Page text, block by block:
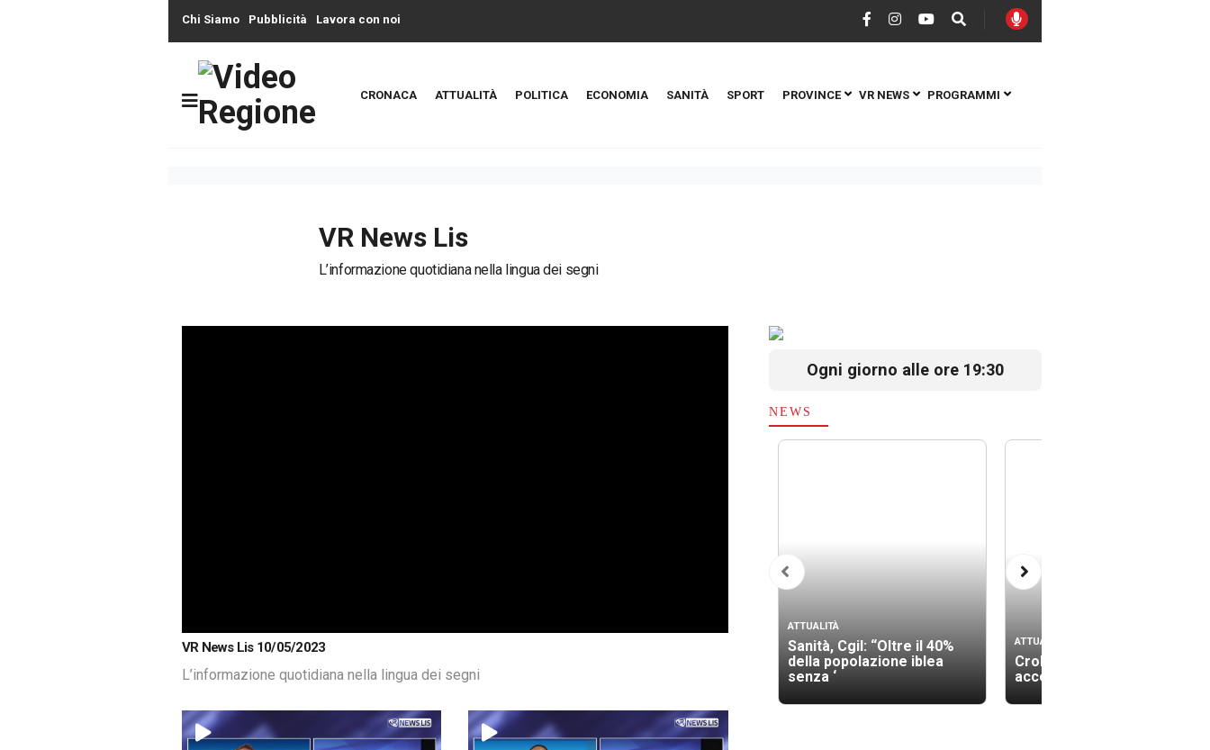
Chi Siamo Pubblicità Lavora con noi
CRONACA ATTUALITÀ POLITICA ECONOMIA SANITÀ SPORT PROVINCE VR NEWS PROGRAMMI
VR News Lis
L’informazione quotidiana nella lingua dei segni
VR News Lis 10/05/2023
L’informazione quotidiana nella lingua dei segni
Ogni giorno alle ore 19:30
NEWS
ATTUALITÀ
Sanità, Cgil: “Oltre il 40%
della popolazione iblea
senza ‘
ATTUALITÀ
Crollo palazzina, gli
accertamenti tecnici